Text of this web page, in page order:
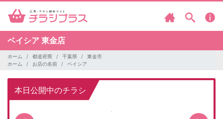
ベイシア 東金店
ホーム 都道府県 千葉県
東金市
ホーム
お店の名前 ベイシア
本日公開中のチラシ